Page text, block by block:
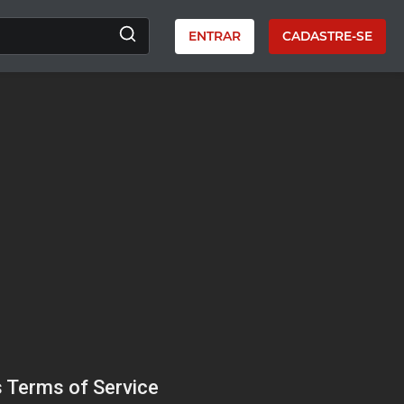
ENTRAR CADASTRE-SE